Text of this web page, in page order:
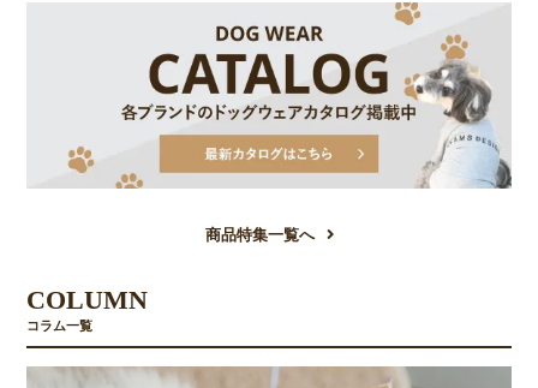
商品特集一覧へ
COLUMN
コラム一覧